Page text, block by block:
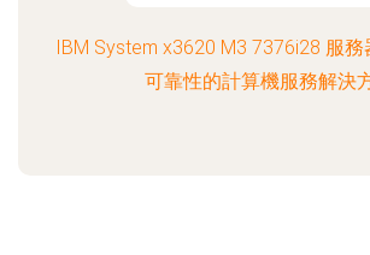
IBM System x3620 M3 7376i28 服
可靠性的計算機服務解決